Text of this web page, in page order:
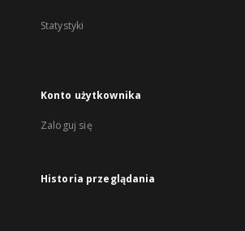
Statystyki
Konto użytkownika
Zaloguj się
Historia przeglądania